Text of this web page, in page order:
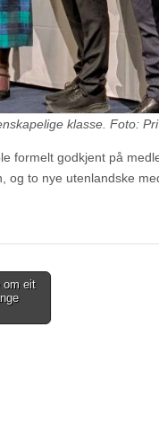
klasse. Foto:
formelt godkjent på
og to nye utenlandske
om eit